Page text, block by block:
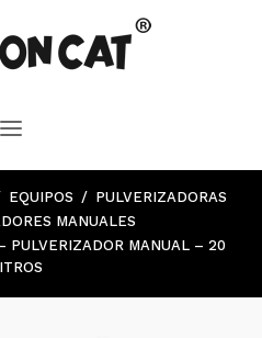
EQUIPOS
PULVERIZADORAS
MANUALES
PULVERIZADOR MANUAL – 20